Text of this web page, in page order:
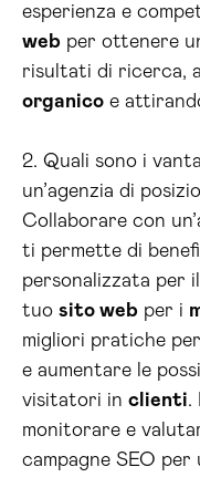
esperienza e
web per ottenere
risultati di ricerca,
organico e
2. Quali sono i
un’agenzia di
Collaborare con
ti permette di
personalizzata per
tuo sito web per i
migliori pratiche
e aumentare le
visitatori in clienti.
monitorare e
campagne SEO